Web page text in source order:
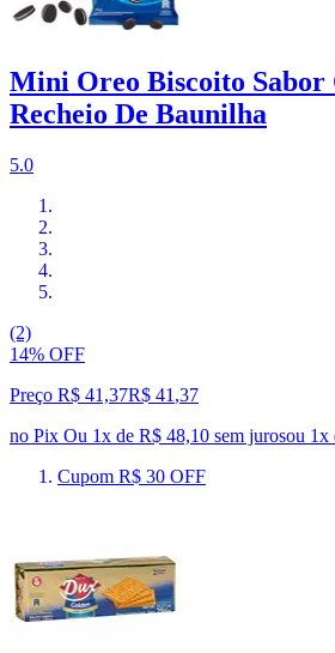
Mini Oreo Biscoito Sabor
Recheio De Baunilha
5.0
(2)
14% OFF
Preço R$ 41,37R$ 41 ,37
no Pix Ou 1x de R$ 48,10 sem jurosou 1x
Cupom R$ 30 OFF